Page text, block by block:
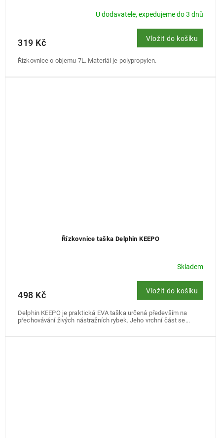
U dodavatele, expedujeme do 3 dnů
319 Kč Vložit do košíku
Řízkovnice o objemu 7L. Materiál je polypropylen.
Řízkovnice taška Delphin KEEPO
Skladem
498 Kč Vložit do košíku
Delphin KEEPO je praktická EVA taška určená především na
přechovávání živých nástražních rybek. Jeho vrchní část se...